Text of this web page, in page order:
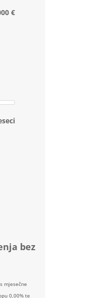
€
bez
mjesečne
0,00% te